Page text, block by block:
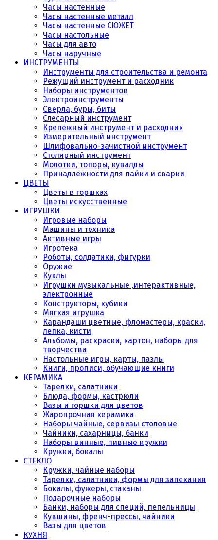
Часы настенные
Часы настенные металл
Часы настенные СЮЖЕТ
Часы настольные
Часы для авто
Часы наручные
ИНСТРУМЕНТЫ
Инструменты для строительства и ремонта
Режущий инструмент и расходник
Наборы инструментов
Электроинструменты
Сверла, буры, биты
Слесарный инструмент
Крепежный инструмент и расходник
Измерительный инструмент
Шлифовально-зачистной инструмент
Столярный инструмент
Молотки, топоры, кувалды
Принадлежности для пайки и сварки
ЦВЕТЫ
Цветы в горшках
Цветы искусственные
ИГРУШКИ
Игровые наборы
Машины и техника
Активные игры
Игротека
Роботы, солдатики, фигурки
Оружие
Куклы
Игрушки музыкальные ,интерактивные,
электронные
Конструкторы, кубики
Мягкая игрушка
Карандаши цветные, фломастеры, краски,
лепка, кисти
Альбомы, раскраски, картон, наборы для
творчества
Настольные игры, карты, пазлы
Книги, прописи, обучающие книги
КЕРАМИКА
Тарелки, салатники
Блюда, формы, кастрюли
Вазы и горшки для цветов
Жаропрочная керамика
Наборы чайные, сервизы столовые
Чайники, сахарницы, банки
Наборы винные, пивные кружки
Кружки, бокалы
СТЕКЛО
Кружки, чайные наборы
Тарелки, салатники, формы для запекания
Бокалы, фужеры, стаканы
Подарочные наборы
Банки, наборы для специй, пепельницы
Кувшины, френч-прессы, чайники
Вазы для цветов
КУХНЯ